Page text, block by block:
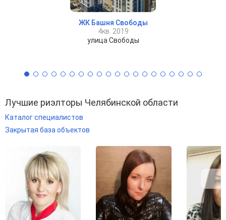
ЖК Башня Свободы
4кв. 2019
улица Свободы
Лучшие риэлторы Челябинской области
Каталог специалистов
Закрытая база объектов